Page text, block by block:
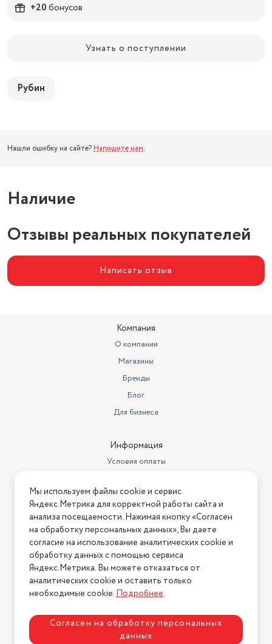
+20бонусов
Узнать о поступлении
Рубин
Нашли ошибку на сайте? Напишите нам.
Наличие
Отзывы реальных покупателей
Написать отзыв
Компания
О компании
Магазины
Бренды
Блог
Для бизнеса
Информация
Условия оплаты
Условия возврата
Нашли ошибку на сайте? Напишите нам
2026 © Интернет-магазин "АстМаркет". У нас есть всё!
Политика конфиденциальности
Мы используем файлы cookie и сервис
Яндекс.Метрика для корректной работы сайта и
анализа посещаемости. Нажимая кнопку «Согласен
на обработку персональных данных», Вы даете
согласие на использование аналитических cookie и
обработку данных с помощью сервиса
Яндекс.Метрика. Вы можете отказаться от
аналитических cookie и оставить только
необходимые cookie.Подробнее.
Согласен на обработку персональных
данных